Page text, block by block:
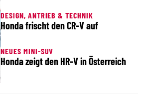
DESIGN, ANTRIEB & TECHNIK
Honda frischt den CR-V auf
NEUES MINI-SUV
Honda zeigt den HR-V in Österreich